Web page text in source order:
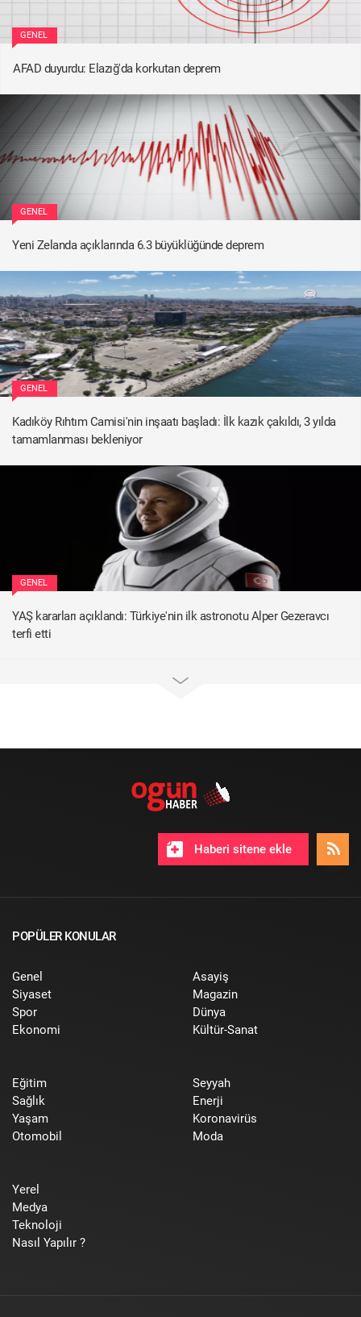
GENEL
AFAD duyurdu: Elazığ'da korkutan deprem
GENEL
Yeni Zelanda açıklarında 6.3 büyüklüğünde deprem
GENEL
Kadıköy Rıhtım Camisi'nin inşaatı başladı: İlk kazık çakıldı, 3 yılda
tamamlanması bekleniyor
GENEL
YAŞ kararları açıklandı: Türkiye'nin ilk astronotu Alper Gezeravcı
terfi etti
Haberi sitene ekle
POPÜLER KONULAR
Genel
Siyaset
Spor
Ekonomi
Asayiş
Magazin
Dünya
Kültür-Sanat
Eğitim
Sağlık
Yaşam
Otomobil
Seyyah
Enerji
Koronavirüs
Moda
Yerel
Medya
Teknoloji
Nasıl Yapılır ?